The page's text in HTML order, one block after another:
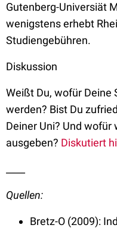
Gutenberg-Universiät
wenigstens erhebt
Studiengebühren.
Diskussion
Weißt Du, wofür
werden? Bist Du
Deiner Uni? Und wofür
ausgeben? Diskutiert
Quellen:
Bretz-O (2009):